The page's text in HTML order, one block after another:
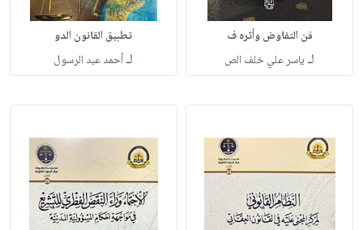
فن التفاوض وأثره ف
لـ ياسر علي خلف الص
تطبيق القانون الدو
لـأحمد عبد الرسول